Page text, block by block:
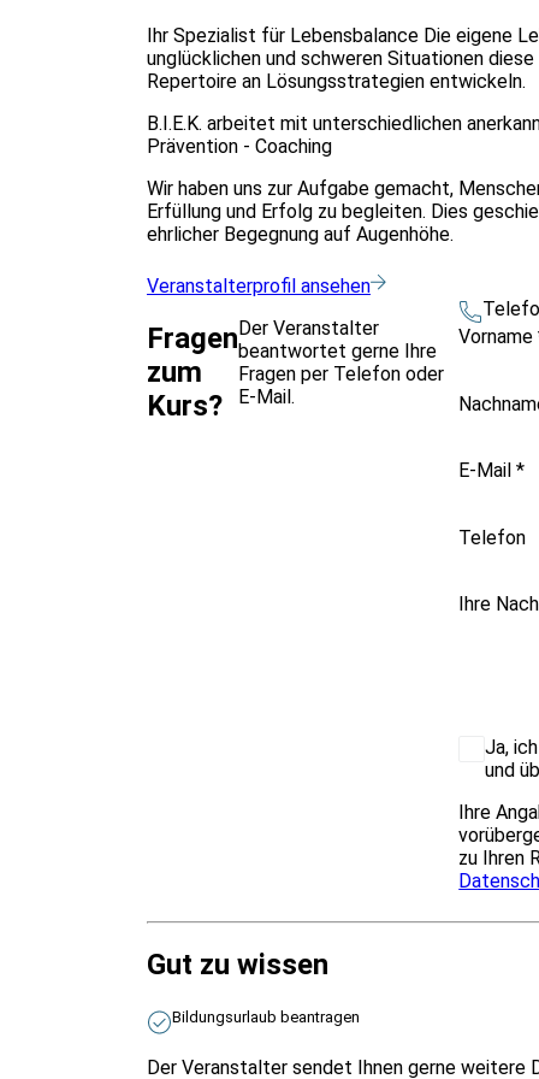
Ihr Spezialist für Lebensbalance Die eigene
unglücklichen und schweren Situationen
Repertoire an Lösungsstrategien entwickeln.
B.I.E.K. arbeitet mit unterschiedlichen
Prävention - Coaching
Wir haben uns zur Aufgabe gemacht,
Erfüllung und Erfolg zu begleiten. Dies
ehrlicher Begegnung auf Augenhöhe.
Veranstalterprofil ansehen
Fragen
zum
Kurs?
Der Veranstalter
beantwortet gerne Ihre
Fragen per Telefon oder
E-Mail.
Vorname
E-Mail*
Telefon
Ihre
Ja,
und
Ihre
zu Ihren
Gut zu wissen
Bildungsurlaub beantragen
Der Veranstalter sendet Ihnen gerne weitere